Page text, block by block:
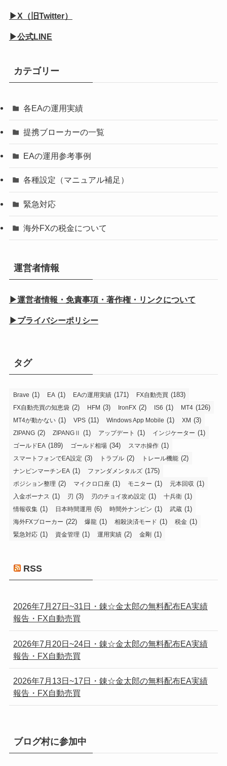
▶X（旧Twitter）
▶公式LINE
カテゴリー
各EAの運用実績
提携ブローカーの一覧
EAの運用参考事例
各種設定（マニュアル補足）
緊急対応
海外FXの税金について
運営者情報
▶運営者情報・免責事項・著作権・リンクについて
▶プライバシーポリシー
タグ
Brave (1) EA (1) EAの運用実績 (171) FX自動売買 (183)
FX自動売買の知恵袋 (2) HFM (3) IronFX (2) IS6 (1) MT4 (126)
MT4が動かない (1) VPS (11) Windows App Mobile (1) XM (3)
ZIPANG (2) ZIPANGⅡ (1) アップデート (1) インジケーター (1)
ゴールドEA (189) ゴールド相場 (34) スマホ操作 (1)
スマートフォンでEA設定 (3) トラブル (2) トレール機能 (2)
ナンピンマーチンEA (1) ファンダメンタルズ (175)
ポジション整理 (2) マイクロ口座 (1) モニター (1) 元本回収 (1)
入金ボーナス (1) 刃 (3) 刃のチョイ攻め設定 (1) 十兵衛 (1)
情報収集 (1) 日本時間運用 (6) 時間外ナンピン (1) 武蔵 (1)
海外FXブローカー (22) 爆龍 (1) 相殺決済モード (1) 税金 (1)
緊急対応 (1) 資金管理 (1) 運用実績 (2) 金剛 (1)
RSS
2026年7月27日~31日・錬☆金太郎の無料配布EA実績
報告・FX自動売買
2026年7月20日~24日・錬☆金太郎の無料配布EA実績
報告・FX自動売買
2026年7月13日~17日・錬☆金太郎の無料配布EA実績
報告・FX自動売買
ブログ村に参加中